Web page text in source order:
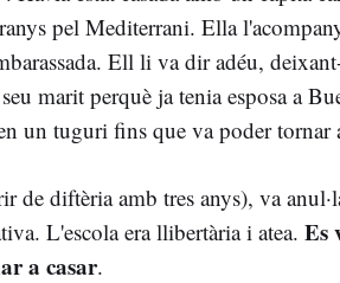
pel Mediterrani. Ella
Ell li va dir adéu,
marit perquè ja tenia esposa a
un tuguri fins que va poder tornar
de diftèria amb tres anys), va
L'escola era llibertària i atea. Es
a casar.